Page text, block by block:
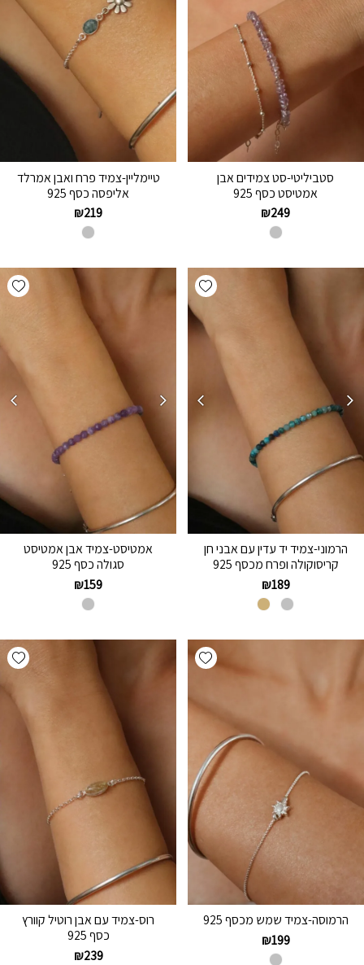
סטביליטי-סט צמידים אבן
אמטיסט כסף 925
₪249
טיימליין-צמיד פרח ואבן אמרלד
אליפסה כסף 925
₪219
Add wishlist
הרמוני-צמיד יד עדין עם אבני חן
קריסוקולה ופרח מכסף 925
₪189
אמטיסט-צמיד אבן אמטיסט
סגולה כסף 925
₪159
Add wishlist
הרמוסה-צמיד שמש מכסף 925
₪199
רוס-צמיד עם אבן רוטיל קוורץ
כסף 925
₪239